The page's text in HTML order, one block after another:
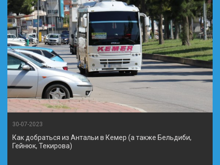
30-07-2023
Как добраться из Антальи в Кемер (а также Бельдиби,
Гейнюк, Текирова)